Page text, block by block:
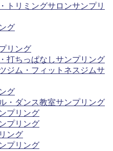
トリミングサロンサンプリ
グ
リング
打ちっぱなしサンプリング
ジム・フィットネスジムサ
グ
・ダンス教室サンプリング
プリング
プリング
ング
プリング